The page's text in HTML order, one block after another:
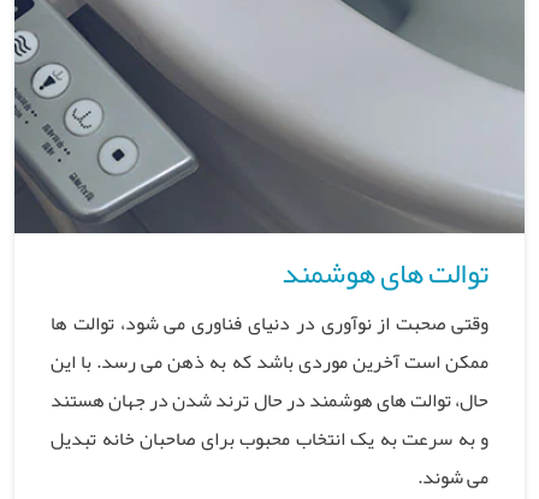
توالت های هوشمند
وقتی صحبت از نوآوری در دنیای فناوری می شود، توالت ها
ممکن است آخرین موردی باشد که به ذهن می رسد. با این
حال، توالت های هوشمند در حال ترند شدن در جهان هستند
و به سرعت به یک انتخاب محبوب برای صاحبان خانه تبدیل
می شوند.